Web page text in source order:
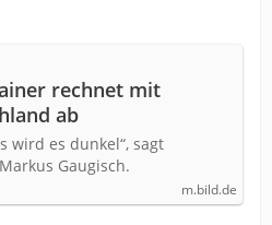
rechnet mit
ab
wird es dunkel“, sagt
Gaugisch.
m.bild.de